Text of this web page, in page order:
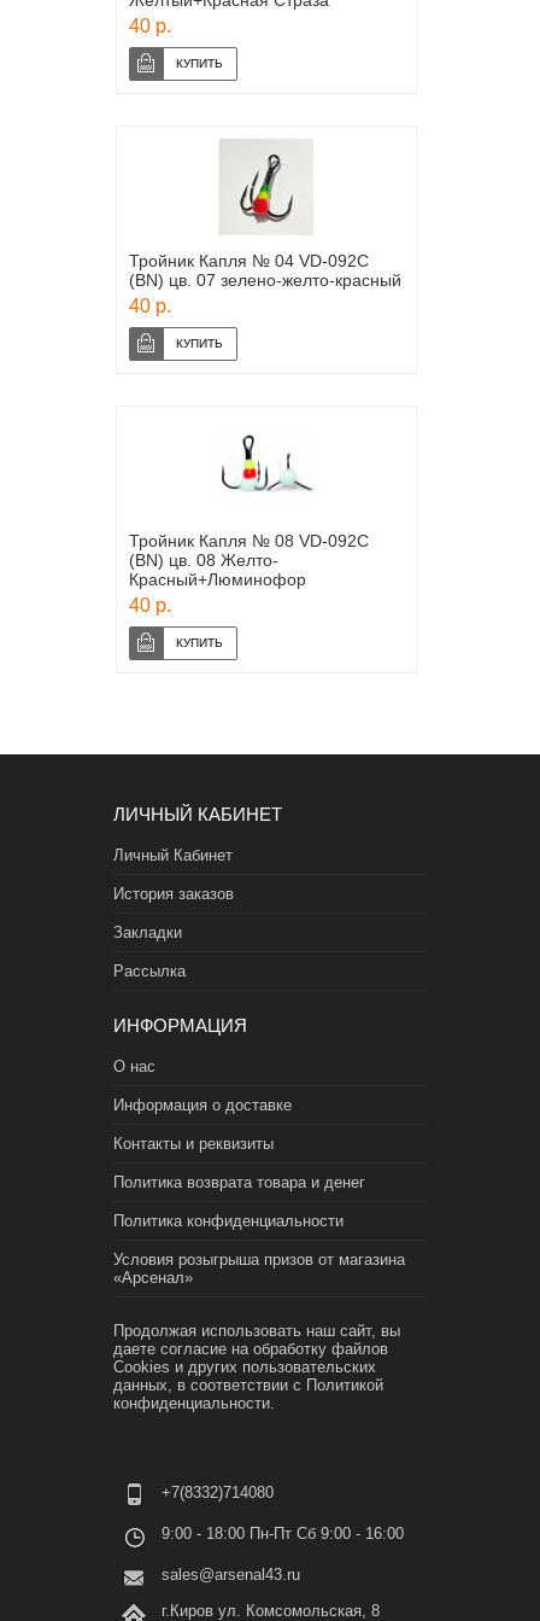
40 р.
Тройник Капля № 04 VD-092C
(BN) цв. 07 зелено-желто-красный
40 р.
Тройник Капля № 08 VD-092C
(BN) цв. 08 Желто-
Красный+Люминофор
40 р.
ЛИЧНЫЙ КАБИНЕТ
Личный Кабинет
История заказов
Закладки
Рассылка
ИНФОРМАЦИЯ
О нас
Информация о доставке
Контакты и реквизиты
Политика возврата товара и денег
Политика конфиденциальности
Условия розыгрыша призов от магазина
«Арсенал»
Продолжая использовать наш сайт, вы
даете согласие на обработку файлов
Cookies и других пользовательских
данных, в соответствии с Политикой
конфиденциальности.
+7(8332)714080
9:00 - 18:00 Пн-Пт Сб 9:00 - 16:00
sales@arsenal43.ru
г.Киров ул. Комсомольская, 8